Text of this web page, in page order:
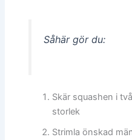
Såhär gör du:
Skär squashen i
storlek
Strimla önskad